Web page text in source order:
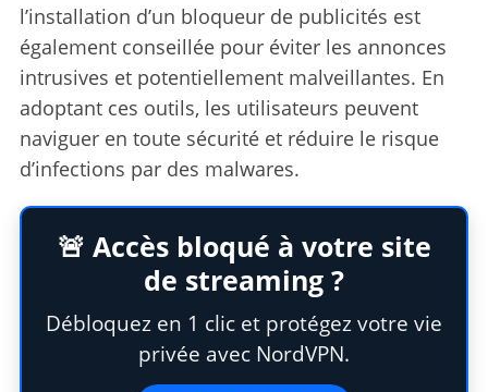
l’installation d’un bloqueur de publicités est
également conseillée pour éviter les annonces
intrusives et potentiellement malveillantes. En
adoptant ces outils, les utilisateurs peuvent
naviguer en toute sécurité et réduire le risque
d’infections par des malwares.
🚨 Accès bloqué à votre site
de streaming ?
Débloquez en 1 clic et protégez votre vie
privée avec NordVPN.